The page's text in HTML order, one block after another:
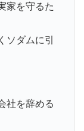
家を守るた
ソダムに引
社を辞める